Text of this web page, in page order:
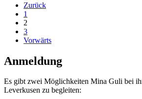
Zurück
1
2
3
Vorwärts
Anmeldung
Es gibt zwei Möglichkeiten Mina Guli bei
Leverkusen zu begleiten: